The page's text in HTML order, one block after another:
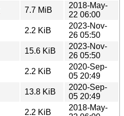
7.7 MiB
2018-May-
22 06:00
2.2 KiB
2023-Nov-
26 05:50
15.6 KiB
2023-Nov-
26 05:50
2.2 KiB
2020-Sep-
05 20:49
13.8 KiB
2020-Sep-
05 20:49
2.2 KiB
2018-May-